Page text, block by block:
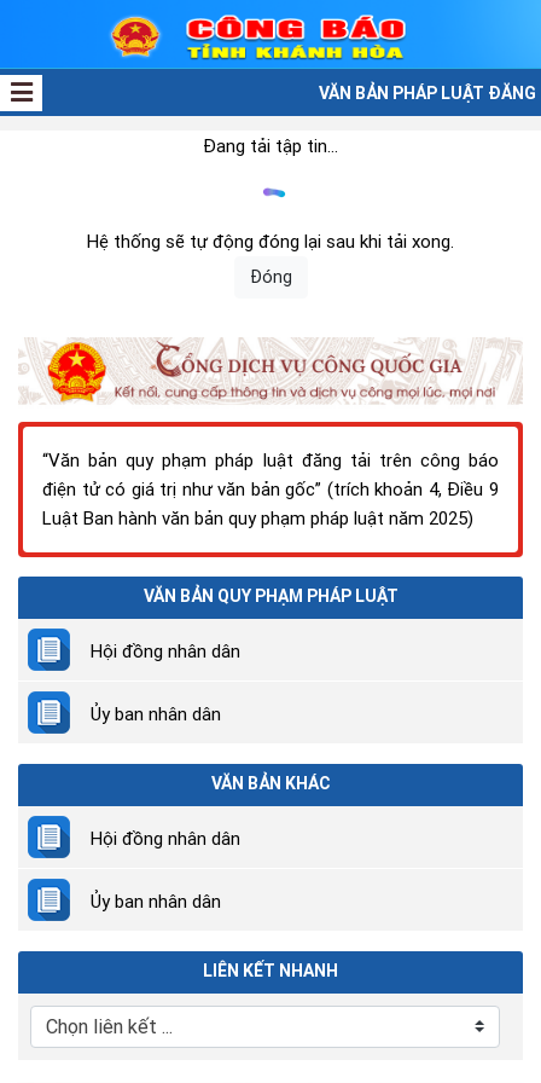
VĂN BẢN PHÁP LUẬT ĐĂNG
Đang tải tập tin...
Hệ thống sẽ tự động đóng lại sau khi tải xong.
Đóng
“Văn bản quy phạm pháp luật đăng tải trên công báo
điện tử có giá trị như văn bản gốc” (trích khoản 4, Điều 9
Luật Ban hành văn bản quy phạm pháp luật năm 2025)
VĂN BẢN QUY PHẠM PHÁP LUẬT
Hội đồng nhân dân
Ủy ban nhân dân
VĂN BẢN KHÁC
Hội đồng nhân dân
Ủy ban nhân dân
LIÊN KẾT NHANH